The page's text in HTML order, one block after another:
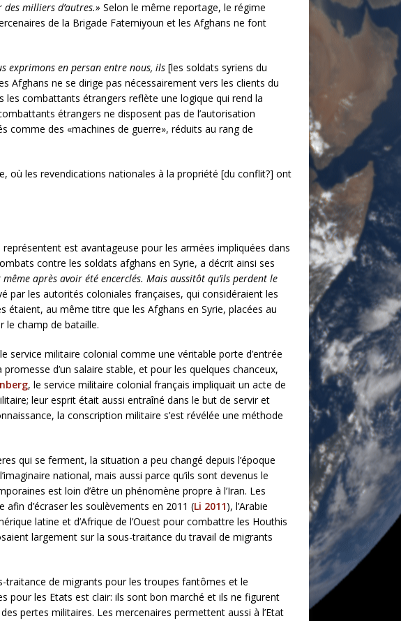
des milliers d’autres.» Selon le même reportage, le régime
de la Brigade Fatemiyoun et les Afghans ne font
exprimons en persan entre nous, ils [les soldats syriens du
Afghans ne se dirige pas nécessairement vers les clients du
les combattants étrangers reflète une logique qui rend la
étrangers ne disposent pas de l’autorisation
des «machines de guerre», réduits au rang de
où les revendications nationales à la propriété [du conflit?] ont
est avantageuse pour les armées impliquées dans
contre les soldats afghans en Syrie, a décrit ainsi ses
après avoir été encerclés. Mais aussitôt qu’ils perdent le
par les autorités coloniales françaises, qui considéraient les
au même titre que les Afghans en Syrie, placées au
le champ de bataille.
service militaire colonial comme une véritable porte d’entrée
d’un salaire stable, et pour les quelques chanceux,
, le service militaire colonial français impliquait un acte de
leur esprit était aussi entraîné dans le but de servir et
la conscription militaire s’est révélée une méthode
qui se ferment, la situation a peu changé depuis l’époque
national, mais aussi parce qu’ils sont devenus le
est loin d’être un phénomène propre à l’Iran. Les
d’écraser les soulèvements en 2011 (Li 2011), l’Arabie
latine et d’Afrique de l’Ouest pour combattre les Houthis
largement sur la sous-traitance du travail de migrants
traitance de migrants pour les troupes fantômes et le
pour les Etats est clair: ils sont bon marché et ils ne figurent
pertes militaires. Les mercenaires permettent aussi à l’Etat